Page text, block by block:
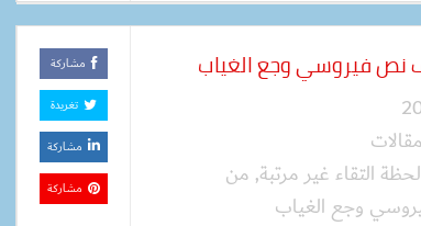
نص فيروسي وجع الغياب
مقالات
لحظة التقاء غير مرتبة, من
وجع الغياب
مشاركة
تغريدة
مشاركة
مشاركة